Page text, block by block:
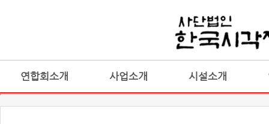
연합회소개 사업소개 시설소개